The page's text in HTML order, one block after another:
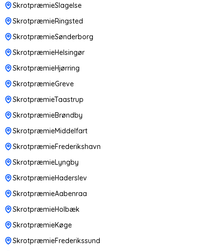
SkrotpræmieSlagelse
SkrotpræmieRingsted
SkrotpræmieSønderborg
SkrotpræmieHelsingør
SkrotpræmieHjørring
SkrotpræmieGreve
SkrotpræmieTaastrup
SkrotpræmieBrøndby
SkrotpræmieMiddelfart
SkrotpræmieFrederikshavn
SkrotpræmieLyngby
SkrotpræmieHaderslev
SkrotpræmieAabenraa
SkrotpræmieHolbæk
SkrotpræmieKøge
SkrotpræmieFrederikssund